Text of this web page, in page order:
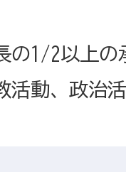
の1/2以上
活動、政治